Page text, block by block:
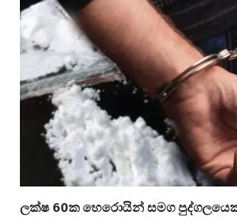
ලක්ෂ 60ක හෙරොයින් සමග